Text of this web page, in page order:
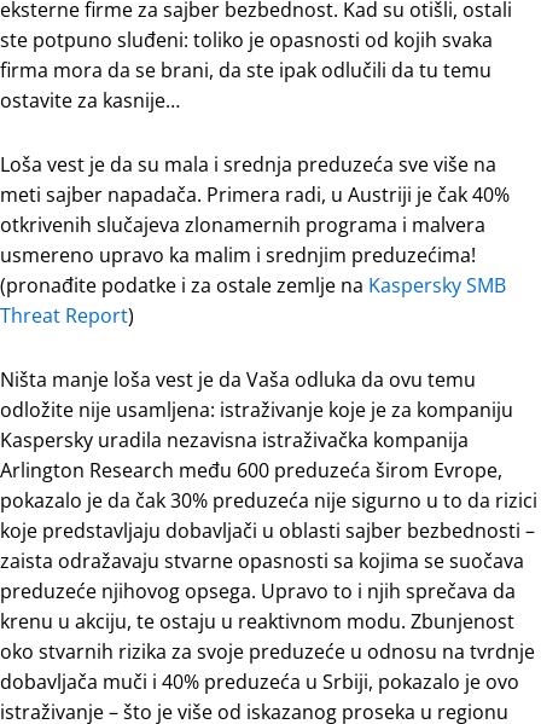
eksterne firme za sajber bezbednost. Kad su otišli, ostali
ste potpuno sluđeni: toliko je opasnosti od kojih svaka
firma mora da se brani, da ste ipak odlučili da tu temu
ostavite za kasnije…
Loša vest je da su mala i srednja preduzeća sve više na
meti sajber napadača. Primera radi, u Austriji je čak 40%
otkrivenih slučajeva zlonamernih programa i malvera
usmereno upravo ka malim i srednjim preduzećima!
(pronađite podatke i za ostale zemlje na Kaspersky SMB
Threat Report)
Ništa manje loša vest je da Vaša odluka da ovu temu
odložite nije usamljena: istraživanje koje je za kompaniju
Kaspersky uradila nezavisna istraživačka kompanija
Arlington Research među 600 preduzeća širom Evrope,
pokazalo je da čak 30% preduzeća nije sigurno u to da rizici
koje predstavljaju dobavljači u oblasti sajber bezbednosti –
zaista odražavaju stvarne opasnosti sa kojima se suočava
preduzeće njihovog opsega. Upravo to i njih sprečava da
krenu u akciju, te ostaju u reaktivnom modu. Zbunjenost
oko stvarnih rizika za svoje preduzeće u odnosu na tvrdnje
dobavljača muči i 40% preduzeća u Srbiji, pokazalo je ovo
istraživanje – što je više od iskazanog proseka u regionu